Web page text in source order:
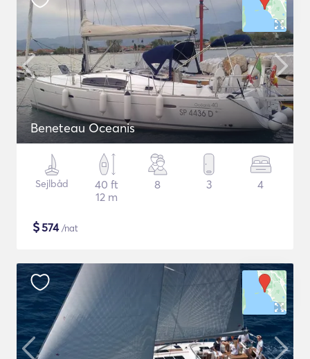
Beneteau Oceanis
Sejlbåd
40 ft
12 m
8 3 4
$574/nat